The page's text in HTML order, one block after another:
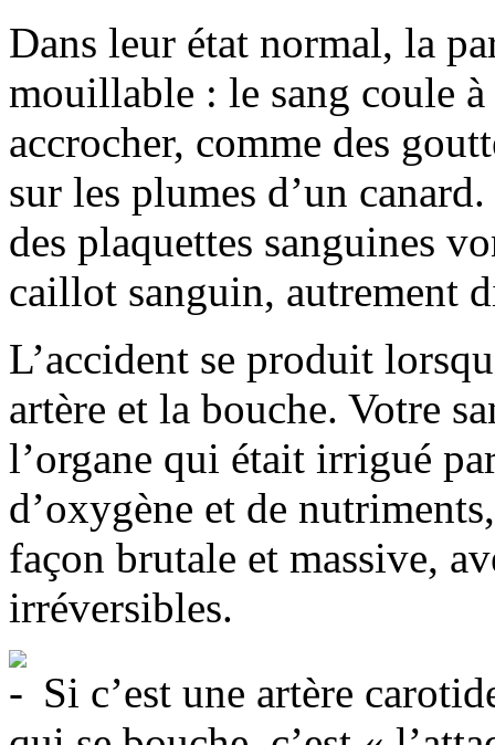
Dans leur état normal, la
mouillable : le sang coule
accrocher, comme des
sur les plumes d’un
des plaquettes sanguines
caillot sanguin, autrement
L’accident se produit
artère et la bouche. Votre
l’organe qui était irrigué
d’oxygène et de
façon brutale et massive,
irréversibles.
Si c’est une artère